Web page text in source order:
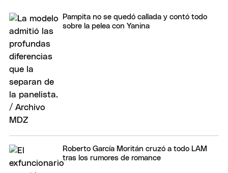
Pampita no se quedó callada y contó todo
sobre la pelea con Yanina
Roberto García Moritán cruzó a todo LAM
tras los rumores de romance